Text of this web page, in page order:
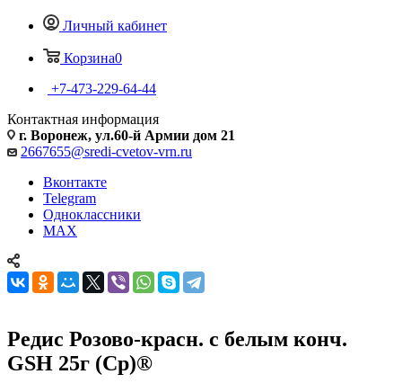
Личный кабинет
Корзина0
+7-473-229-64-44
Контактная информация
г. Воронеж, ул.60-й Армии дом 21
2667655@sredi-cvetov-vrn.ru
Вконтакте
Telegram
Одноклассники
MAX
Редис Розово-красн. с белым конч.
GSH 25г (Ср)®